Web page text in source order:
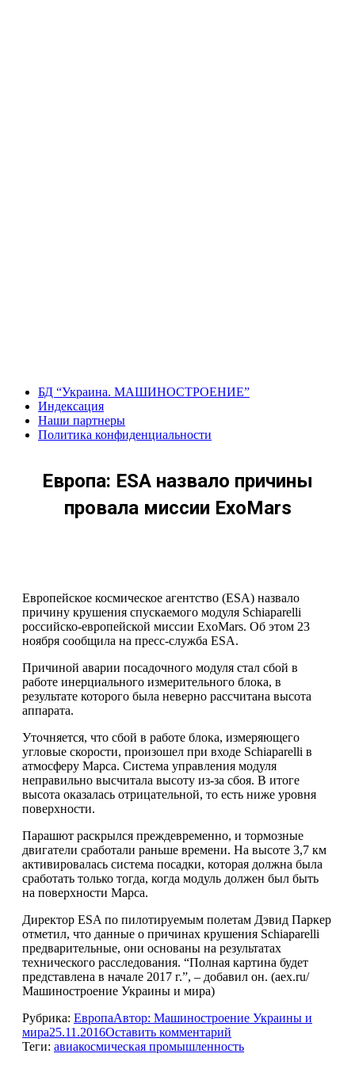
содержанию
БД “Украина. МАШИНОСТРОЕНИЕ”
Индекcация
Наши партнеры
Политика конфиденциальности
Европа: ESA назвало причины
провала миссии ExoMars
Европейское космическое агентство (ESA) назвало
причину крушения спускаемого модуля Schiaparelli
российско-европейской миссии ExoMars. Об этом 23
ноября сообщила на пресс-служба ESA.
Причиной аварии посадочного модуля стал сбой в
работе инерциального измерительного блока, в
результате которого была неверно рассчитана высота
аппарата.
Уточняется, что сбой в работе блока, измеряющего
угловые скорости, произошел при входе Schiaparelli в
атмосферу Марса. Система управления модуля
неправильно высчитала высоту из-за сбоя. В итоге
высота оказалась отрицательной, то есть ниже уровня
поверхности.
Парашют раскрылся преждевременно, и тормозные
двигатели сработали раньше времени. На высоте 3,7 км
активировалась система посадки, которая должна была
сработать только тогда, когда модуль должен был быть
на поверхности Марса.
Директор ESA по пилотируемым полетам Дэвид Паркер
отметил, что данные о причинах крушения Schiaparelli
предварительные, они основаны на результатах
технического расследования. “Полная картина будет
представлена в начале 2017 г.”, – добавил он. (aex.ru/
Машиностроение Украины и мира)
Рубрика: ЕвропаАвтор: Машиностроение Украины и
мира25.11.2016Оставить комментарий
Теги: авиакосмическая промышленность